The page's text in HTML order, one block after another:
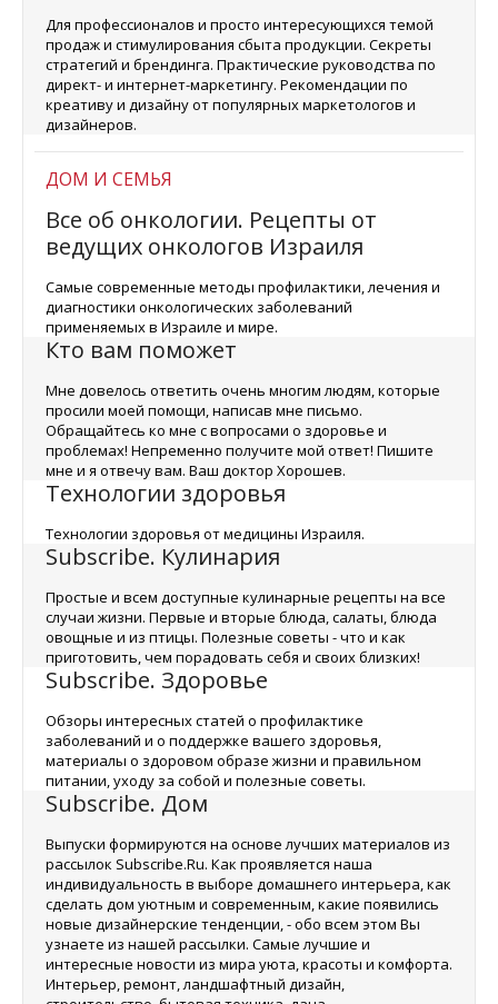
Для профессионалов и просто интересующихся темой
продаж и стимулирования сбыта продукции. Секреты
стратегий и брендинга. Практические руководства по
директ- и интернет-маркетингу. Рекомендации по
креативу и дизайну от популярных маркетологов и
дизайнеров.
ДОМ И СЕМЬЯ
Все об онкологии. Рецепты от
ведущих онкологов Израиля
Самые современные методы профилактики, лечения и
диагностики онкологических заболеваний
применяемых в Израиле и мире.
Кто вам поможет
Мне довелось ответить очень многим людям, которые
просили моей помощи, написав мне письмо.
Обращайтесь ко мне с вопросами о здоровье и
проблемах! Непременно получите мой ответ! Пишите
мне и я отвечу вам. Ваш доктор Хорошев.
Технологии здоровья
Технологии здоровья от медицины Израиля.
Subscribe. Кулинария
Простые и всем доступные кулинарные рецепты на все
случаи жизни. Первые и вторые блюда, салаты, блюда
овощные и из птицы. Полезные советы - что и как
приготовить, чем порадовать себя и своих близких!
Subscribe. Здоровье
Обзоры интересных статей о профилактике
заболеваний и о поддержке вашего здоровья,
материалы о здоровом образе жизни и правильном
питании, уходу за собой и полезные советы.
Subscribe. Дом
Выпуски формируются на основе лучших материалов из
рассылок Subscribe.Ru. Как проявляется наша
индивидуальность в выборе домашнего интерьера, как
сделать дом уютным и современным, какие появились
новые дизайнерские тенденции, - обо всем этом Вы
узнаете из нашей рассылки. Самые лучшие и
интересные новости из мира уюта, красоты и комфорта.
Интерьер, ремонт, ландшафтный дизайн,